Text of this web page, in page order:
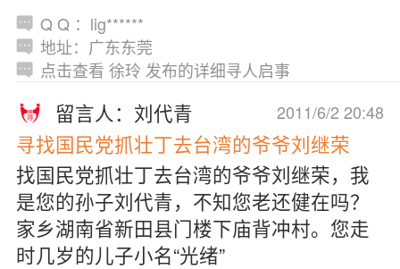
Q Q ：lig******
地址：广东东莞
点击查看 徐玲 发布的详细寻人启事
2011/6/2 20:48
留言人：刘代青
寻找国民党抓壮丁去台湾的爷爷刘继荣
找国民党抓壮丁去台湾的爷爷刘继荣，我
是您的孙子刘代青，不知您老还健在吗？
家乡湖南省新田县门楼下庙背冲村。您走
时几岁的儿子小名“光绪”